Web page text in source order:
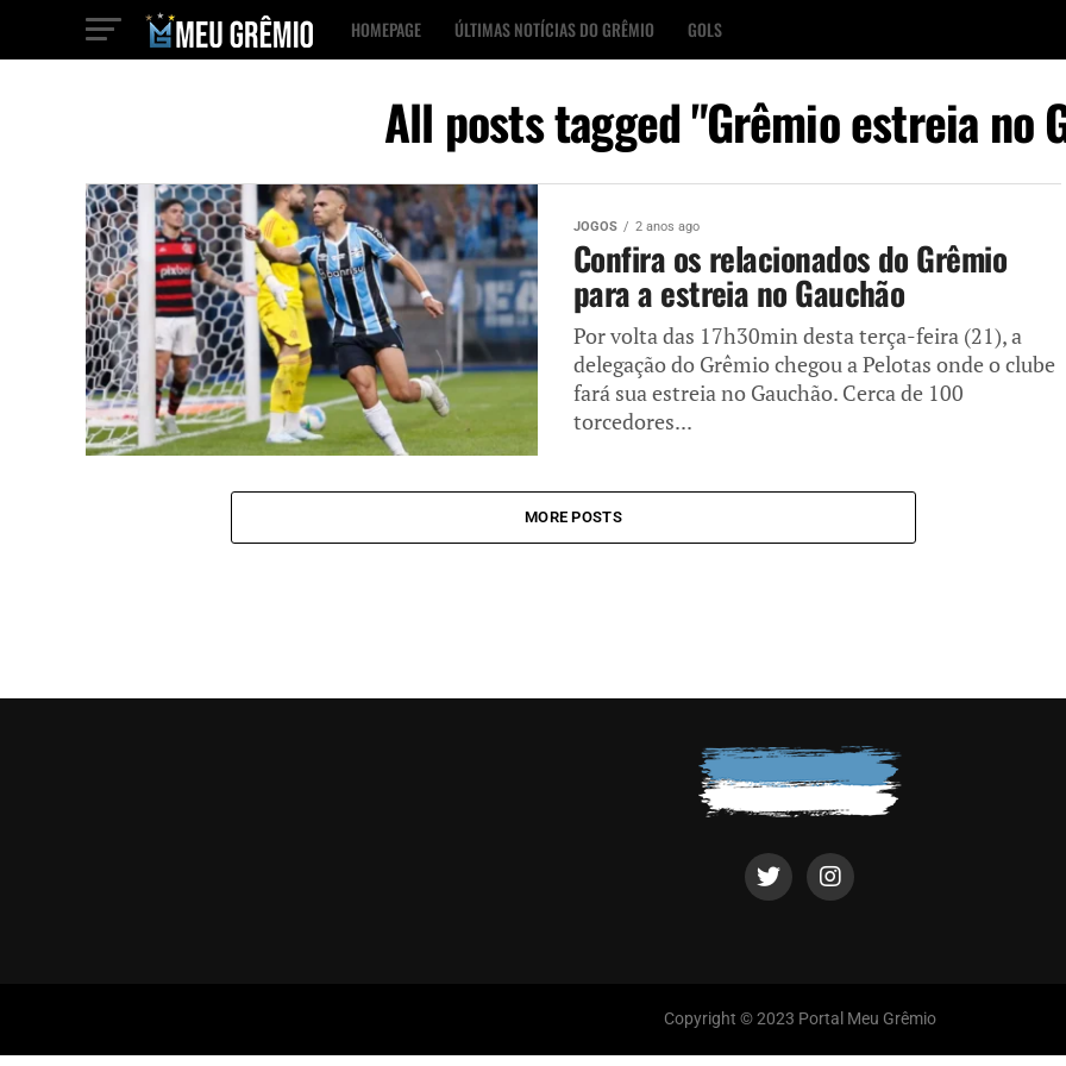
HOMEPAGE ÚLTIMAS NOTÍCIAS DO GRÊMIO GOLS
All posts tagged "Grêmio estreia no
JOGOS 2 anos ago
Confira os relacionados do Grêmio
para a estreia no Gauchão
Por volta das 17h30min desta terça-feira (21), a
delegação do Grêmio chegou a Pelotas onde o clube
fará sua estreia no Gauchão. Cerca de 100
torcedores...
MORE POSTS
Copyright © 2023 Portal Meu Grêmio